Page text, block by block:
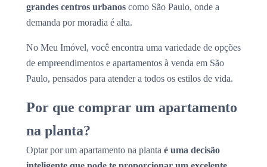
grandes centros urbanos como São Paulo, onde a
demanda por moradia é alta.
No Meu Imóvel, você encontra uma variedade de opções
de empreendimentos e apartamentos à venda em São
Paulo, pensados para atender a todos os estilos de vida.
Por que comprar um apartamento
na planta?
Optar por um apartamento na planta é uma decisão